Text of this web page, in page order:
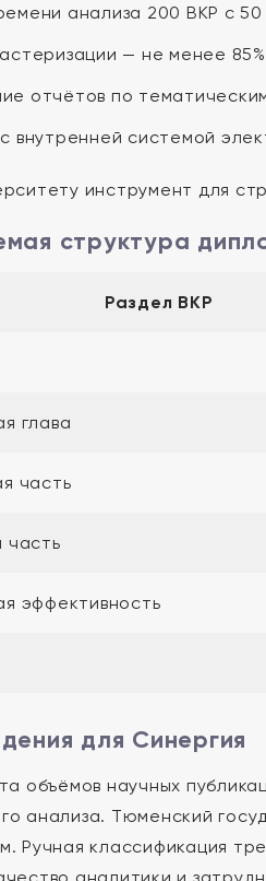
анализа 200 ВКР с 50
— не менее
отчётов по
внутренней системой
инструмент для
структура
Раздел ВКР
глава
часть
часть
эффективность
для Синергия
объёмов научных
анализа. Тюменский
Ручная классификация